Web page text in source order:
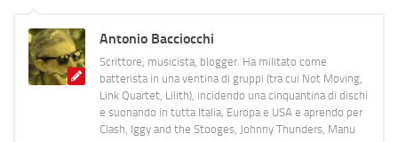
Antonio Bacciocchi
Scrittore, musicista, blogger. Ha militato come
batterista in una ventina di gruppi (tra cui Not Moving,
Link Quartet, Lilith), incidendo una cinquantina di dischi
e suonando in tutta Italia, Europa e USA e aprendo per
Clash, Iggy and the Stooges, Johnny Thunders, Manu